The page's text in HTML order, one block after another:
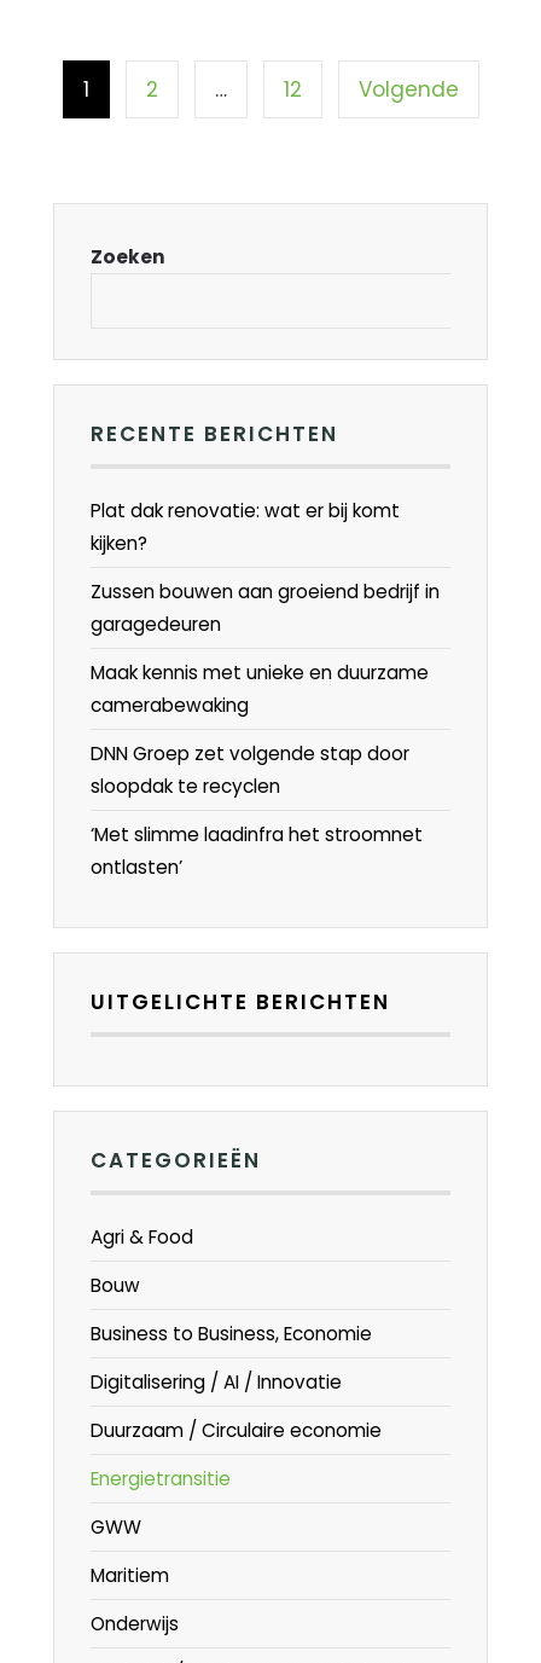
1 2 … 12 Volgende
Zoeken
RECENTE BERICHTEN
Plat dak renovatie: wat er bij komt
kijken?
Zussen bouwen aan groeiend bedrijf in
garagedeuren
Maak kennis met unieke en duurzame
camerabewaking
DNN Groep zet volgende stap door
sloopdak te recyclen
‘Met slimme laadinfra het stroomnet
ontlasten’
UITGELICHTE BERICHTEN
CATEGORIEËN
Agri & Food
Bouw
Business to Business, Economie
Digitalisering / AI / Innovatie
Duurzaam / Circulaire economie
Energietransitie
GWW
Maritiem
Onderwijs